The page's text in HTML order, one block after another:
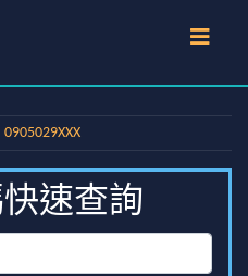
0905029XXX
速查詢